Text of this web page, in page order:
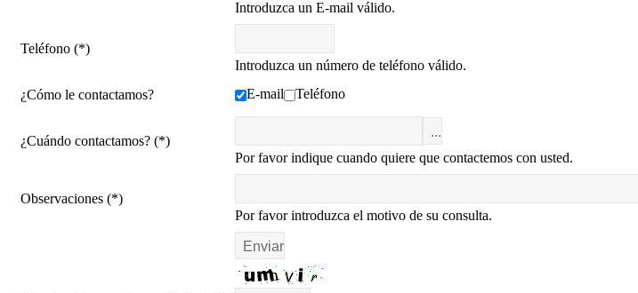
Introduzca un E-mail válido.
Teléfono (*)
Introduzca un número de teléfono válido.
¿Cómo le contactamos?
E-mail Teléfono
¿Cuándo contactamos? (*)
Por favor indique cuando quiere que contactemos con usted.
Observaciones (*)
Por favor introduzca el motivo de su consulta.